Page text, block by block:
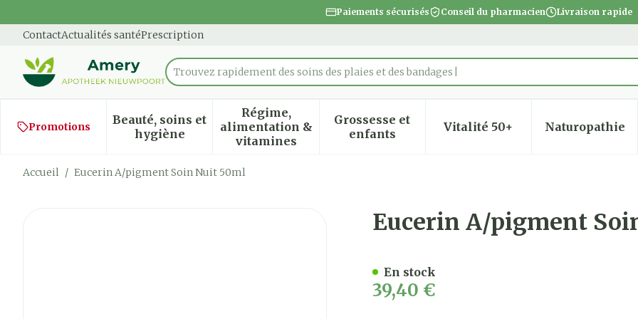
Paiements sécurisés Conseil du pharmacien Livraison rapide
ContactActualités santéPrescription
Rechercher
Trouvez rapidement des soins des plaies et des bandages
Promotions
Beauté, soins et
hygièneAfficher le sous-menu pour la catégorie Beauté, soins et hygiène
Régime,
alimentation &
vitamines
Afficher le sous-menu pour la catégorie Régime,
Grossesse et
enfantsAfficher le sous-menu pour la catégorie
Vitalité 50+Afficher le sous-menu
Naturopathie
Afficher
Accueil / Eucerin A/pigment Soin Nuit 50ml
Eucerin A/pigment Soin Nuit 50mlEucerin A/pigment
39,40 €
En stock